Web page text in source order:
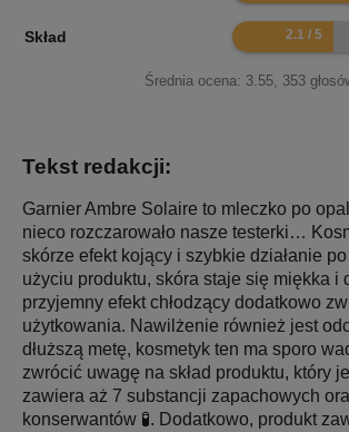
Skład 4.2
Średnia ocena: 3.55, 353
Tekst redakcji:
Garnier Ambre Solaire to mleczko po
nieco rozczarowało nasze testerki…
skórze efekt kojący i szybkie działanie
użyciu produktu, skóra staje się miękka i
przyjemny efekt chłodzący dodatkowo
użytkowania. Nawilżenie również jest
dłuższą metę, kosmetyk ten ma sporo
zwrócić uwagę na skład produktu, który
zawiera aż 7 substancji zapachowych
konserwantów 🧪. Dodatkowo, produkt